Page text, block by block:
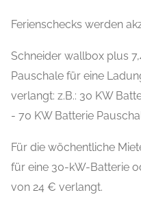
Ferienschecks werden
Schneider wallbox plus
Pauschale für eine
verlangt: z.B.: 30 KW
- 70 KW Batterie
Für die wöchentliche
für eine 30-kW-Batterie
von 24 € verlangt.